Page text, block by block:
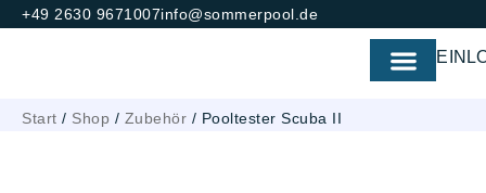
+49 2630 9671007info@sommerpool.de
Start / Shop / Zubehör / Pooltester Scuba II